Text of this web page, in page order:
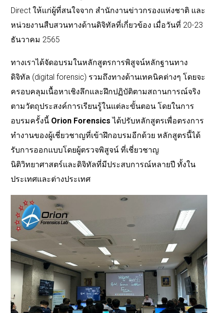
Direct ให้แก่ผู้ที่สนใจจาก สำนักงานข่าวกรองแห่งชาติ และ
หน่วยงานสืบสวนทางด้านดิจิทัลที่เกี่ยวข้อง เมื่อวันที่ 20-23
ธันวาคม 2565
ทางเราได้จัดอบรมในหลักสูตรการพิสูจน์หลักฐานทาง
ดิจิทัล (digital forensic) รวมถึงทางด้านเทคนิคต่างๆ โดยจะ
ครอบคลุมเนื้อหาเชิงลึกและฝึกปฏิบัติตามสถานการณ์จริง
ตามวัตถุประสงค์การเรียนรู้ในแต่ละขั้นตอน โดยในการ
อบรมครั้งนี้ Orion Forensics ได้ปรับหลักสูตรเพื่อตรงการ
ทำงานของผู้เชี่ยวชาญที่เข้าฝึกอบรมอีกด้วยหลักสูตรนี้ได้
รับการออกแบบโดยผู้ตรวจพิสูจน์ ที่เชี่ยวชาญ
นิติวิทยาศาสตร์และดิจิทัลที่มีประสบการณ์หลายปี ทั้งใน
ประเทศและต่างประเทศ